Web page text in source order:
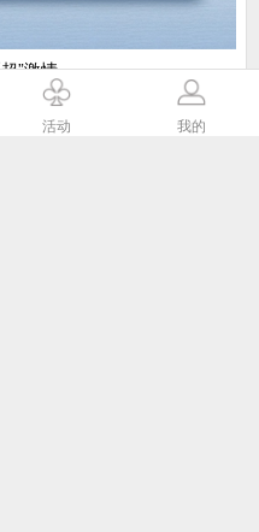
”激情
活动 我的